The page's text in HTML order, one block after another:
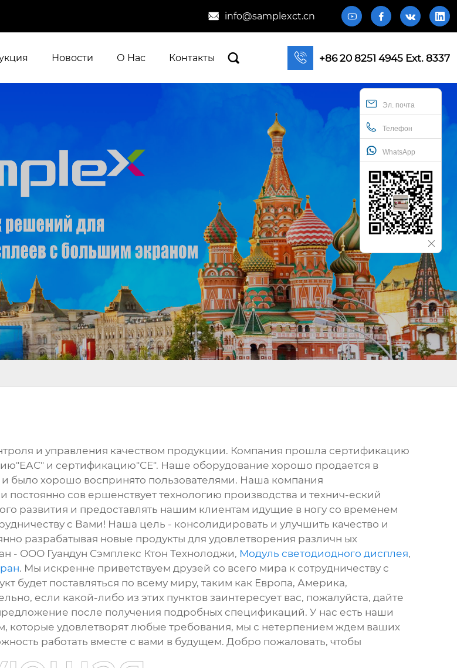
 info@samplexct.cn    
Новости О Нас Контакты   +86 20 8251 4945 Ext. 8337
Эл. почта
Телефон
WhatsApp
и управления качеством продукции. Компания прошла сертификацию
и сертификацию"СЕ". Наше оборудование хорошо продается в
было хорошо воспринято пользователями. Наша компания
сов ершенствует технологию производства и технич-еский
развития и предоставлять нашим клиентам идущие в ногу со временем
с Вами! Наша цель - консолидировать и улучшить качество и
разрабатывая новые продукты для удовлетворения различн ых
- ООО Гуандун Сэмплекс Ктон Технолоджи, Модуль светодиодного дисплея,
. Мы искренне приветствуем друзей со всего мира к сотрудничеству с
будет поставляться по всему миру, таким как Европа, Америка,
если какой-либо из этих пунктов заинтересует вас, пожалуйста, дайте
после получения подробных спецификаций. У нас есть наши
которые удовлетворят любые требования, мы с нетерпением ждем ваших
работать вместе с вами в будущем. Добро пожаловать, чтобы